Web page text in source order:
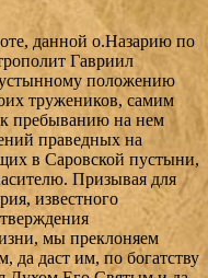
данной о.Назарию по
Гавриил
положению
тружеников, самим
пребыванию на нем
праведных на
в Саровской пустыни,
Призывая для
известного
мы преклоняем
да даст им, по богатству